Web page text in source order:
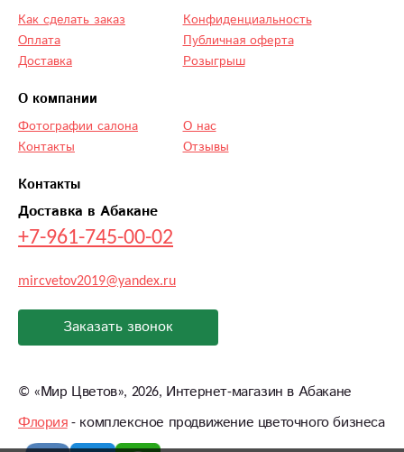
Контакты
Доставка в Абакане
+7-961-745-00-02
mircvetov2019@yandex.ru
Заказать звонок
Как сделать заказ
Оплата
Доставка
Конфиденциальность
Публичная оферта
Розыгрыш
О компании
Фотографии салона
Контакты
О нас
Отзывы
© «Мир Цветов», 2026, Интернет-магазин в Абакане
Флория- комплексное продвижение цветочного бизнеса